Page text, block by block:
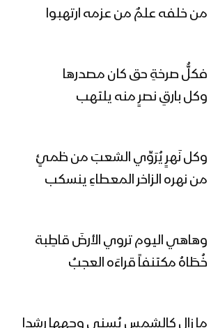
نشيد لا تقلق | فرقة أنصار الله 1446هـ
من خلفه علمٌ من عزمه ارتهبوا
فكلُّ صرخةِ حق كان مصدرها
وكل بارقِ نصرٍ منه يلتهب
وكل نَهرٍ يُرَوِّي الشعبَ من ظمئٍ
من نهره الزاخر المعطاءِ ينسكب
وهاهي اليوم تروي الأرضَ قاطِبة
خُطَاهُ مكتنفاً قراءَه العجبُ
ما زال كالشمس يُسني وجهها رشدا